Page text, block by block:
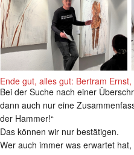
Ende gut, alles gut: Bertram
Bei der Suche nach einer
dann auch nur eine
der Hammer!“
Das können wir nur bestätigen.
Wer auch immer was erwartet